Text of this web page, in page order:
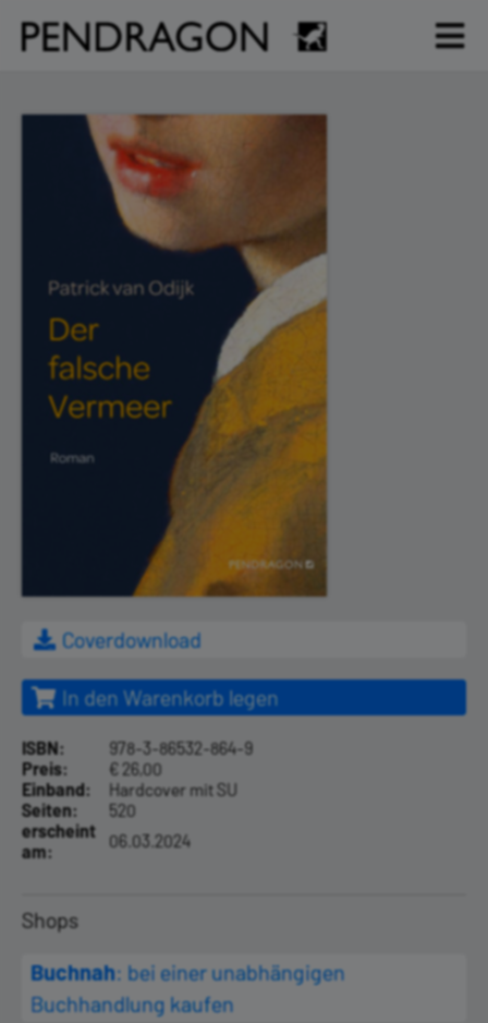
Coverdownload
In den Warenkorb legen
ISBN:
978-3-86532-864-9
Preis:
€ 26,00
Einband:
Hardcover mit SU
Seiten:
520
erscheint
am:
06.03.2024
Shops
Buchnah: bei einer unabhängigen
Buchhandlung kaufen